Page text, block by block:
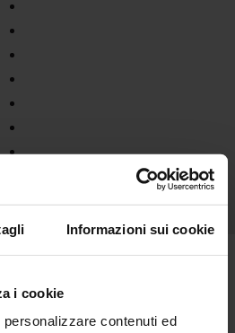
Informazioni sui cookie
i cookie
contenuti ed